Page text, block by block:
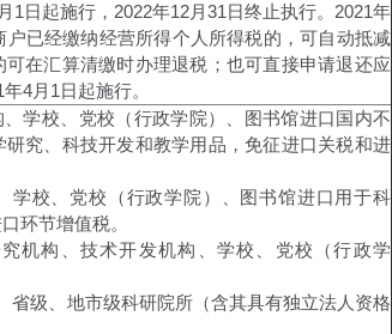
1日起施行，2022年12月31日终止执行。2021年
已经缴纳经营所得个人所得税的，可自动抵减
在汇算清缴时办理退税；也可直接申请退还应
4月1日起施行。
学校、党校（行政学院）、图书馆进口国内不
究、科技开发和教学用品，免征进口关税和进
学校、党校（行政学院）、图书馆进口用于科
环节增值税。
机构、技术开发机构、学校、党校（行政学
省级、地市级科研院所（含其具有独立法人资格